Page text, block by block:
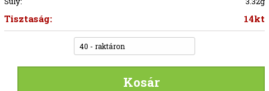
Tisztaság: 14kt
40 - raktáron
Kosár